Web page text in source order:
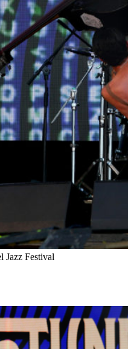
Jazz Festival